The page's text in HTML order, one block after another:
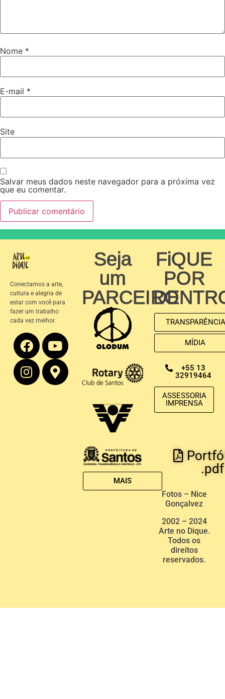
Nome *
E-mail *
Site
Salvar meus dados neste navegador para a próxima vez
que eu comentar.
Conectamos a arte,
cultura e alegria de
estar com você para
fazer um trabalho
cada vez melhor.
Seja
um
PARCEIRO
MAIS
FiQUE
POR
MÍDIA
+55 13
32919464
ASSESSORIA
IMPRENSA
.pdf
Fotos – Nice
Gonçalvez
2002 – 2024
Arte no Dique.
Todos os
direitos
reservados.